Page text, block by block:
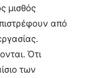
μισθός
από
Ότι
των